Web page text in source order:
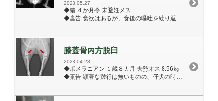
2023.05.27
◆猫 ４か月令 未避妊メス
◆稟告 食欲はあるが、食後の嘔吐を繰り返す。成長が遅い。
膝蓋骨内方脱臼
2023.04.28
◆ポメラニアン １歳８カ月 去勢オス 8.56㎏
◆稟告 顕著な跛行は無いものの、仔犬の時から両側性の膝蓋骨内方脱臼を認める。